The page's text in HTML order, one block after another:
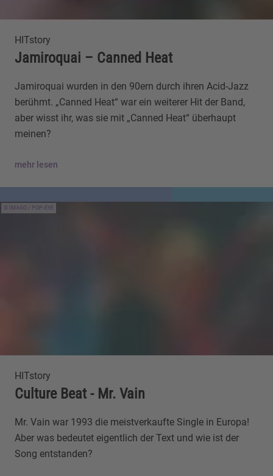
HITstory
Jamiroquai – Canned Heat
Jamiroquai wurden in den 90ern durch ihren Acid-Jazz
berühmt. „Canned Heat“ war ein weiterer Hit der Band,
aber wisst ihr, was sie mit „Canned Heat“ überhaupt
meinen?
mehr lesen
IMAGO / POP-EYE
HITstory
Culture Beat - Mr. Vain
Mr. Vain war 1993 die meistverkaufte Single in Europa!
Aber was bedeutet eigentlich der Text und wie ist der
Song entstanden?